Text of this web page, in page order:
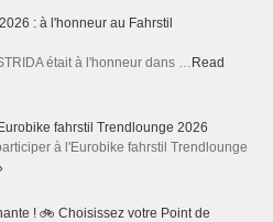
: à l'honneur au Fahrstil
était à l'honneur dans … Read
fahrstil Trendlounge 2026
à l'Eurobike fahrstil Trendlounge
! 🚲 Choisissez votre Point de